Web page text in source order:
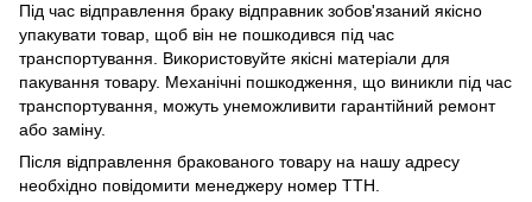
Під час відправлення браку відправник зобов'язаний якісно
упакувати товар, щоб він не пошкодився під час
транспортування. Використовуйте якісні матеріали для
пакування товару. Механічні пошкодження, що виникли під час
транспортування, можуть унеможливити гарантійний ремонт
або заміну.
Після відправлення бракованого товару на нашу адресу
необхідно повідомити менеджеру номер ТТН.